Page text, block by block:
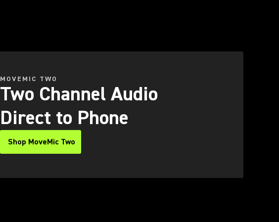
MOVEMIC TWO
Two Channel Audio
Direct to Phone
Shop MoveMic Two